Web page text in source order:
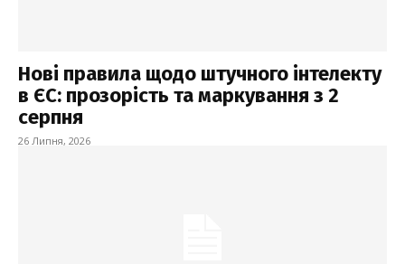
Нові правила щодо штучного інтелекту
в ЄС: прозорість та маркування з 2
серпня
26 Липня, 2026